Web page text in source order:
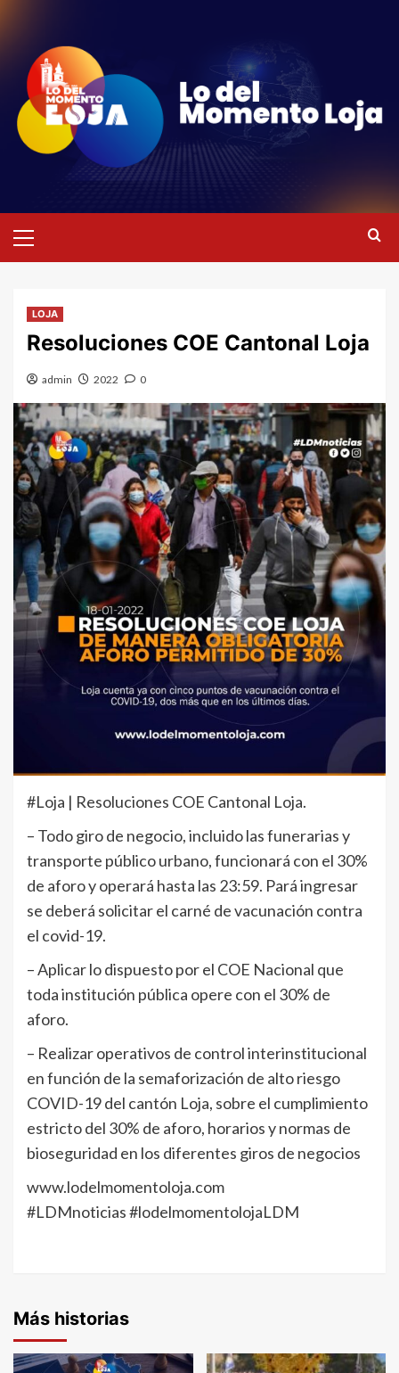
contenido
primario
LOJA
Resoluciones COE Cantonal Loja
admin 2022 0
#Loja | Resoluciones COE Cantonal Loja.
– Todo giro de negocio, incluido las funerarias y
transporte público urbano, funcionará con el 30%
de aforo y operará hasta las 23:59. Pará ingresar
se deberá solicitar el carné de vacunación contra
el covid-19.
– Aplicar lo dispuesto por el COE Nacional que
toda institución pública opere con el 30% de
aforo.
– Realizar operativos de control interinstitucional
en función de la semaforización de alto riesgo
COVID-19 del cantón Loja, sobre el cumplimiento
estricto del 30% de aforo, horarios y normas de
bioseguridad en los diferentes giros de negocios
www.lodelmomentoloja.com
#LDMnoticias #lodelmomentolojaLDM
Más historias